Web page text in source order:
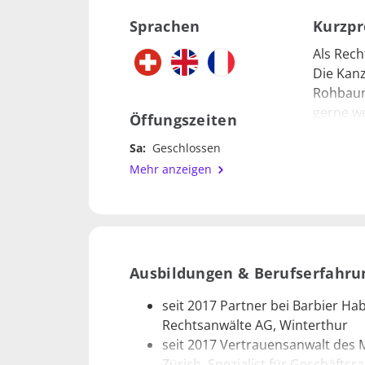
Sprachen
Öffungszeiten
Sa: Geschlossen
Mehr anzeigen
Als
Die
gerne
Mein
Ausbildungen &
seit 2017 Partner bei Barbier
Rechtsanwälte AG, Winterthur
seit 2017 Vertrauensanwalt des